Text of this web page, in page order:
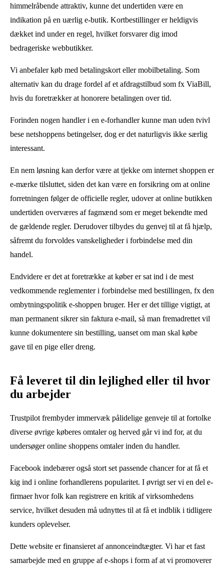
himmelråbende attraktiv, kunne det undertiden være en
indikation på en uærlig e-butik. Kortbestillinger er heldigvis
dækket ind under en regel, hvilket forsvarer dig imod
bedrageriske webbutikker.
Vi anbefaler køb med betalingskort eller mobilbetaling. Som
alternativ kan du drage fordel af et afdragstilbud som fx ViaBill,
hvis du foretrækker at honorere betalingen over tid.
Forinden nogen handler i en e-forhandler kunne man uden tvivl
bese netshoppens betingelser, dog er det naturligvis ikke særlig
interessant.
En nem løsning kan derfor være at tjekke om internet shoppen er
e-mærke tilsluttet, siden det kan være en forsikring om at online
forretningen følger de officielle regler, udover at online butikken
undertiden overværes af fagmænd som er meget bekendte med
de gældende regler. Derudover tilbydes du genvej til at få hjælp,
såfremt du forvoldes vanskeligheder i forbindelse med din
handel.
Endvidere er det at foretrække at køber er sat ind i de mest
vedkommende reglementer i forbindelse med bestillingen, fx den
ombytningspolitik e-shoppen bruger. Her er det tillige vigtigt, at
man permanent sikrer sin faktura e-mail, så man fremadrettet vil
kunne dokumentere sin bestilling, uanset om man skal købe
gave til en pige eller dreng.
Få leveret til din lejlighed eller til hvor
du arbejder
Trustpilot frembyder immervæk pålidelige genveje til at fortolke
diverse øvrige køberes omtaler og herved går vi ind for, at du
undersøger online shoppens omtaler inden du handler.
Facebook indebærer også stort set passende chancer for at få et
kig ind i online forhandlerens popularitet. I øvrigt ser vi en del e-
firmaer hvor folk kan registrere en kritik af virksomhedens
service, hvilket desuden må udnyttes til at få et indblik i tidligere
kunders oplevelser.
Dette website er finansieret af annonceindtægter. Vi har et fast
samarbejde med en gruppe af e-shops i form af at vi promoverer